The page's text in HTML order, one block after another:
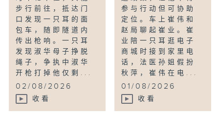
步行前往，抵达门
口发现一只耳的面
包车，随即隧道内
传出枪响。一只耳
发现淑华母子挣脱
绳子，争执中淑华
开枪打掉他仅剩...
02/08/2026
收看
参与行动但可协助
定位。车上崔伟和
赵局聊起崔业。崔
业陪一只耳逛电子
商城时接到家里电
话，法医孙姐假扮
秋萍，崔伟在电...
01/08/2026
收看